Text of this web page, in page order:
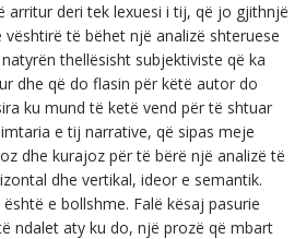
arritur deri tek lexuesi i tij, që jo gjithnjë
të bëhet një analizë shteruese
thellësisht subjektiviste që ka
dhe që do flasin për këtë autor do
ku mund të ketë vend për të shtuar
e tij narrative, që sipas meje
dhe kurajoz për të bërë një analizë të
dhe vertikal, ideor e semantik.
e bollshme. Falë kësaj pasurie
ndalet aty ku do, një prozë që mbart